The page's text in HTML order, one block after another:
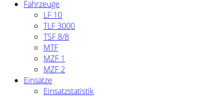
Fahrzeuge
LF 10
TLF 3000
TSF 8/8
MTF
MZF 1
MZF 2
Einsätze
Einsatzstatistik